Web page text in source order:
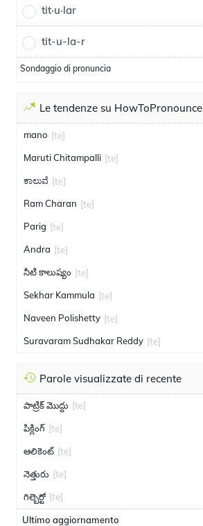
tit·u·lar
tit-u-la-r
Sondaggio di pronuncia
Le tendenze su HowToPronounce
mano [te]
Maruti Chitampalli [te]
ಕಾಲುವೆ [te]
Ram Charan [te]
Parig [te]
Andra [te]
నీటి కాలుష్యం [te]
Sekhar Kammula [te]
Naveen Polishetty [te]
Suravaram Sudhakar Reddy [te]
Parole visualizzate di recente
పాట్రిక్ మొద్దు [te]
పిక్లింగ్ [te]
ఆలికెంట్ [te]
నెత్తురు [te]
గిల్బెర్టో [te]
Ultimo aggiornamento